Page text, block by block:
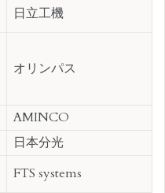
日立工機
オリンパス
AMINCO
日本分光
FTS systems